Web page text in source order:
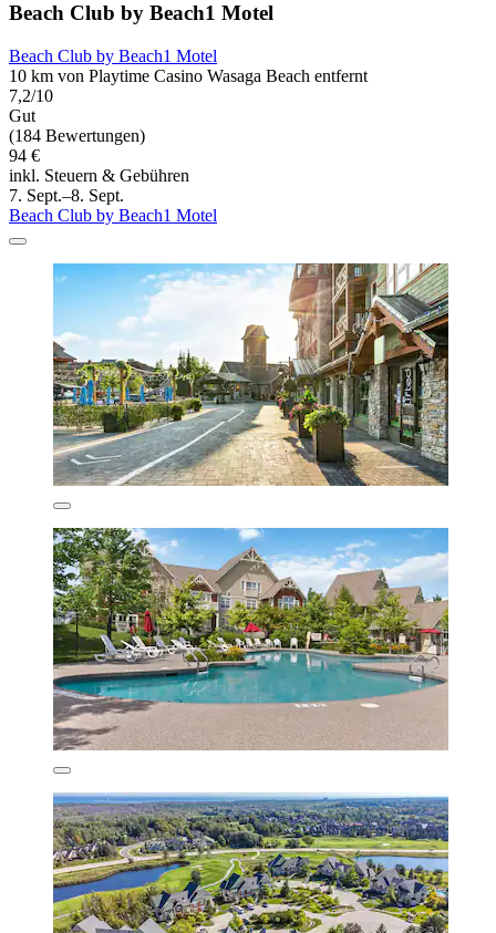
Beach Club by Beach1 Motel
Beach Club by Beach1 Motel
10 km von Playtime Casino Wasaga Beach entfernt
7,2/10
Gut
(184 Bewertungen)
94 €
inkl. Steuern & Gebühren
7. Sept.–8. Sept.
Beach Club by Beach1 Motel